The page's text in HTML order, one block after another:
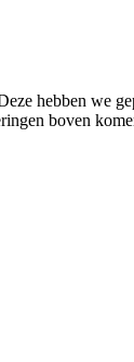
hebben we
boven